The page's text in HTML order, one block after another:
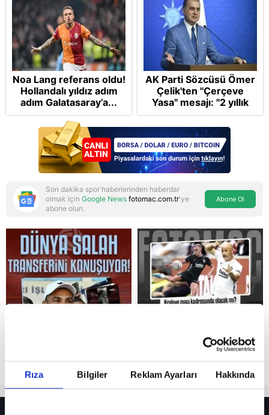
Rıza Bilgiler Reklam Ayarları Hakkında
Reddet
Noa Lang referans oldu!
Hollandalı yıldız adım
adım Galatasaray’a...
AK Parti Sözcüsü Ömer
Çelik'ten "Çerçeve
Yasa" mesajı: "2 yıllık
sürecin en önemli
aşamasındayız"
Son dakika spor haberlerinden haberdar
olmak için Google News fotomac.com.tr'ye
abone olun.
Abone Ol